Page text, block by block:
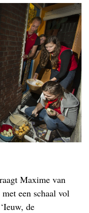
Maxime van
een schaal vol
de